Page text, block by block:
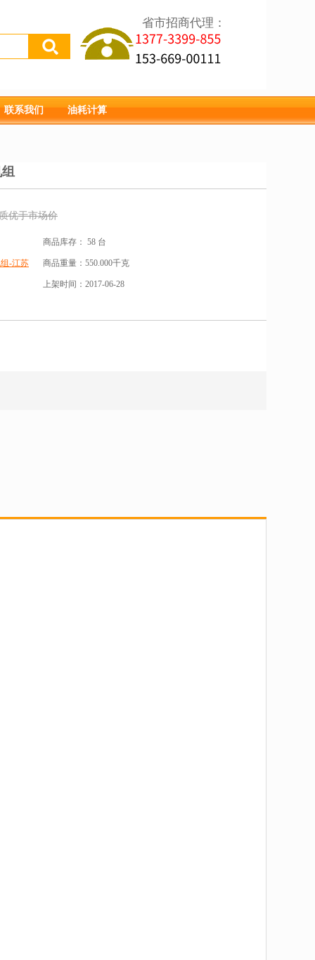
省市招商代理：
联系我们 油耗计算
优于市场价
商品库存： 58 台
-江苏
商品重量： 550.000千克
上架时间： 2017-06-28